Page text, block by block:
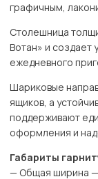
графичным,
Столешница
Вотан» и создает
ежедневного
Шариковые
ящиков, а
поддерживают
оформления и
Габариты
— Общая ширина